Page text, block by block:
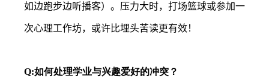
如边跑步边听播客）。压力大时，打场篮球或参加一
次心理工作坊，或许比埋头苦读更有效！
Q:如何处理学业与兴趣爱好的冲突？